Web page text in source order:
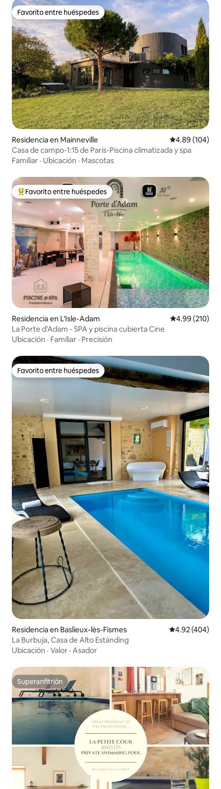
Favorito entre huéspedes
Favorito entre huéspedes
Residencia en Mainneville Calificación
4.89 (104)
Casa de campo-1:15 de París-Piscina climatizada y spa
Familiar · Ubicación · Mascotas
De los mejores en Favorito entre huéspedes
Favorito entre huéspedes
Residencia en L'Isle-Adam Calificación
4.99 (210)
La Porte d'Adam - SPA y piscina cubierta Cine
Ubicación · Familiar · Precisión
Favorito entre huéspedes
Favorito entre huéspedes
Residencia en Baslieux-lès-Fismes Calificación
4.92 (404)
La Burbuja, Casa de Alto Estánding
Ubicación · Valor · Asador
Superanfitrión
Superanfitrión